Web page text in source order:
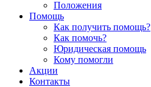
Положения
Помощь
Как получить помощь?
Как помочь?
Юридическая помощь
Кому помогли
Акции
Контакты